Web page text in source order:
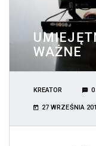
WAŻNE
KREATOR 0
27 WRZEŚNIA